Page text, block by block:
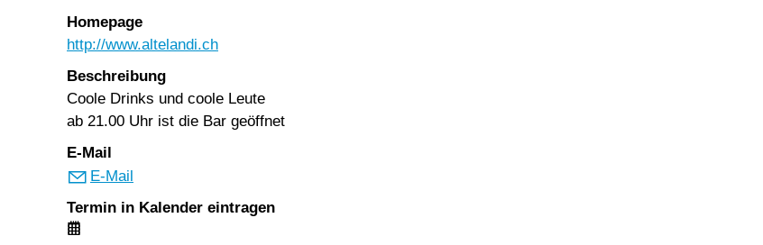
Homepage
http://www.altelandi.ch
Beschreibung
Coole Drinks und coole Leute
ab 21.00 Uhr ist die Bar geöffnet
E-Mail
E-Mail
Termin in Kalender eintragen